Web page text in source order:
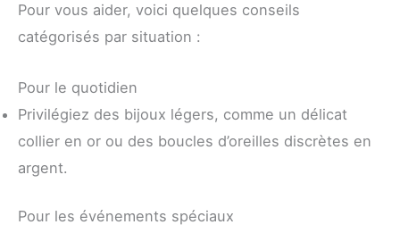
Pour vous aider, voici quelques conseils
catégorisés par situation :
Pour le quotidien
Privilégiez des bijoux légers, comme un délicat
collier en or ou des boucles d’oreilles discrètes en
argent.
Pour les événements spéciaux